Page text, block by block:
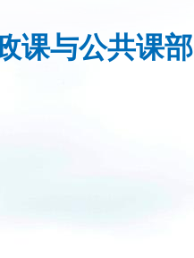
课与公共课部